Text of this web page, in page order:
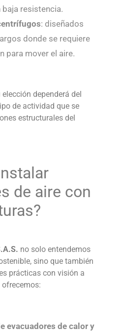
resistencia.
: diseñados
donde se requiere
para mover el aire.
dependerá del
de actividad que se
estructurales del
de aire con
no solo entendemos
sino que también
prácticas con visión a
ofrecemos:
evacuadores de calor y